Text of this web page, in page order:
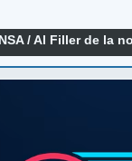
/Al Filler de la